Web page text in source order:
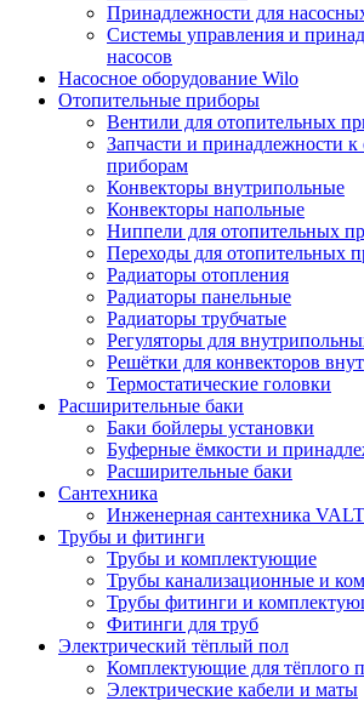
Принадлежности для
Системы управления и
насосов
Насосное оборудование Wilo
Отопительные приборы
Вентили для отопительных
Запчасти и принадлежности
приборам
Конвекторы внутрипольные
Конвекторы напольные
Ниппели для отопительных
Переходы для отопительных
Радиаторы отопления
Радиаторы панельные
Радиаторы трубчатые
Регуляторы для
Решётки для конвекторов
Термостатические головки
Расширительные баки
Баки бойлеры установки
Буферные ёмкости и
Расширительные баки
Сантехника
Инженерная сантехника
Трубы и фитинги
Трубы и комплектующие
Трубы канализационные и
Трубы фитинги и
Фитинги для труб
Электрический тёплый пол
Комплектующие для тёплого
Электрические кабели и маты